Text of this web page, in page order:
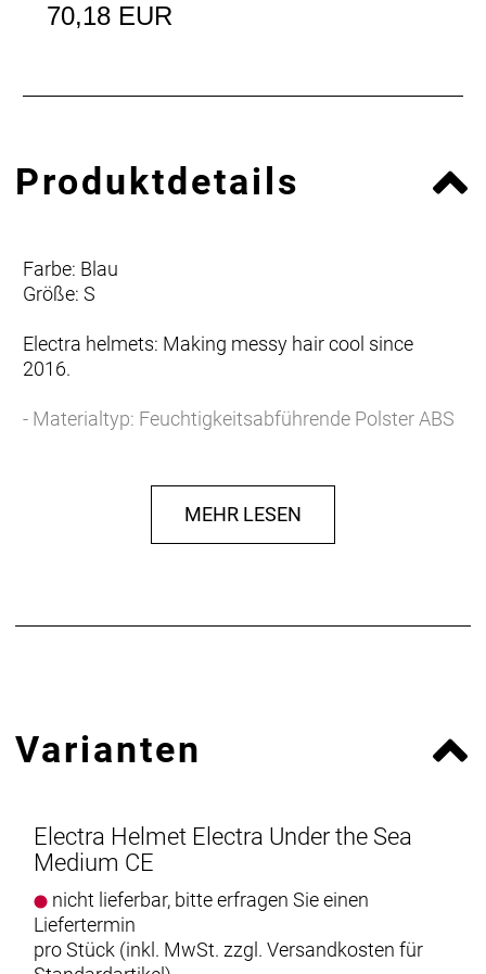
70,18 EUR
Produktdetails
Farbe: Blau
Größe: S
Electra helmets: Making messy hair cool since
2016.
- Materialtyp: Feuchtigkeitsabführende Polster ABS
MEHR LESEN
Varianten
Electra Helmet Electra Under the Sea
Medium CE
nicht lieferbar, bitte erfragen Sie einen
Liefertermin
pro Stück (inkl. MwSt. zzgl. Versandkosten für